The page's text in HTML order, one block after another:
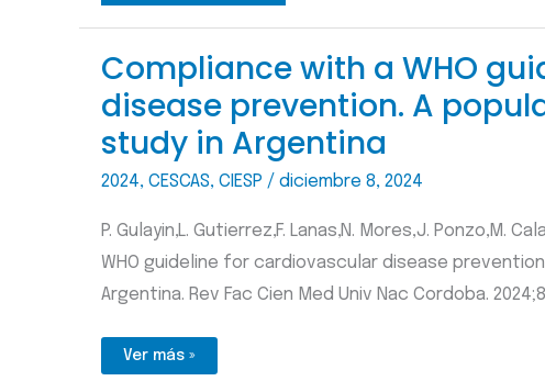
Compliance with a WHO
disease prevention. A
study in Argentina
2024, CESCAS, CIESP / diciembre 8, 2024
P. Gulayin,L. Gutierrez,F. Lanas,N. Mores,J. Ponzo,M.
WHO guideline for cardiovascular disease
Argentina. Rev Fac Cien Med Univ Nac Cordoba.
Compliance
Ver más »